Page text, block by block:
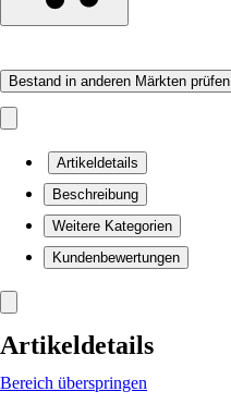
Bestand in anderen Märkten prüfen
Artikeldetails
Beschreibung
Weitere Kategorien
Kundenbewertungen
Artikeldetails
Bereich überspringen